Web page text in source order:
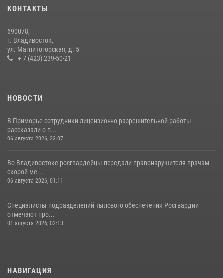
КОНТАКТЫ
690078,
г. Владивосток,
ул. Магнитогорская, д. 5
+ 7 (423) 239-50-21
НОВОСТИ
В Приморье сотрудники лицензионно-разрешительной работы
рассказали о п...
06 августа 2026, 23:07
Во Владивостоке росгвардейцы передали правонарушителя врачам
скорой ме...
06 августа 2026, 01:11
Специалисты подразделений тылового обеспечения Росгвардии
отмечают про...
01 августа 2026, 02:13
НАВИГАЦИЯ